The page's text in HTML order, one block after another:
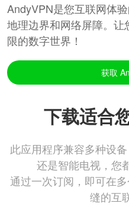
AndyVPN是您互联网体
地理边界和网络屏障。
限的数字世界！
获取
下载适合
此应用程序兼容多种设
还是智能电视，您
通过一次订阅，即可在
缝的互